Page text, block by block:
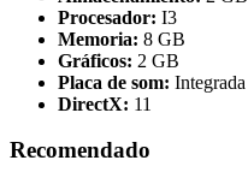
Procesador: I3
Memoria: 8 GB
Gráficos: 2 GB
Placa de som: Integrada
DirectX: 11
Recomendado